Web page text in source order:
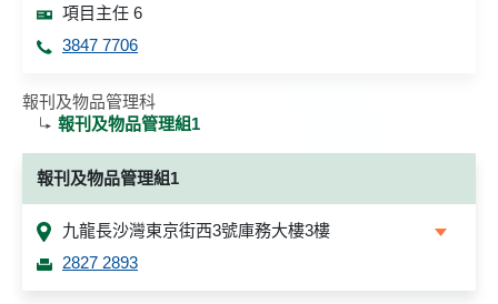
項目主任 6
3847 7706
報刊及物品管理科
報刊及物品管理組1
報刊及物品管理組1
九龍長沙灣東京街西3號庫務大樓3樓
2827 2893